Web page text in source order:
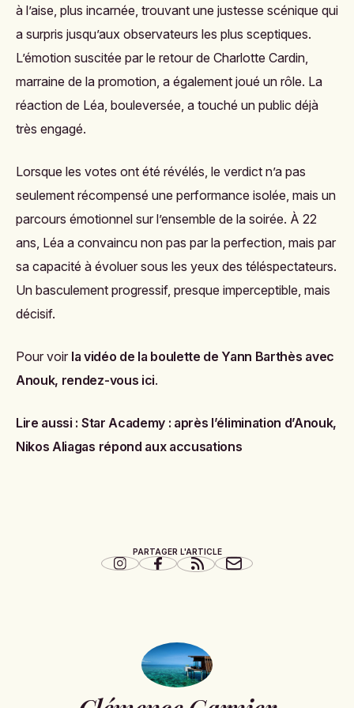
à l’aise, plus incarnée, trouvant une justesse scénique qui
a surpris jusqu’aux observateurs les plus sceptiques.
L’émotion suscitée par le retour de Charlotte Cardin,
marraine de la promotion, a également joué un rôle. La
réaction de Léa, bouleversée, a touché un public déjà
très engagé.
Lorsque les votes ont été révélés, le verdict n’a pas
seulement récompensé une performance isolée, mais un
parcours émotionnel sur l’ensemble de la soirée. À 22
ans, Léa a convaincu non pas par la perfection, mais par
sa capacité à évoluer sous les yeux des téléspectateurs.
Un basculement progressif, presque imperceptible, mais
décisif.
Pour voir la vidéo de la boulette de Yann Barthès avec
Anouk, rendez-vous ici.
Lire aussi : Star Academy : après l’élimination d’Anouk,
Nikos Aliagas répond aux accusations
PARTAGER L'ARTICLE